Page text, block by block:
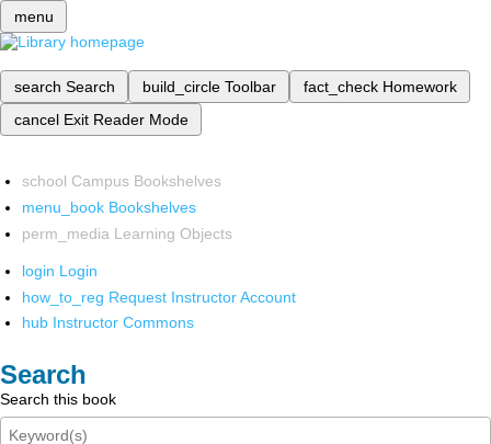
menu
search Search build_circle Toolbar fact_check Homework
cancel Exit Reader Mode
school Campus Bookshelves
menu_book Bookshelves
perm_media Learning Objects
login Login
how_to_reg Request Instructor Account
hub Instructor Commons
Search
Search this book